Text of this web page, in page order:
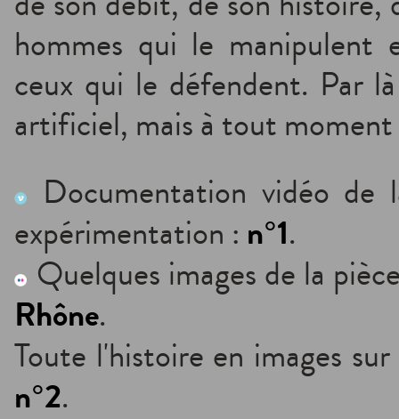
hommes qui le manipulent
ceux qui le défendent. Par
artificiel, mais à tout
Documentation vidéo de
expérimentation : n°1.
Quelques images de la
Rhône.
Toute l'histoire en images
n°2.